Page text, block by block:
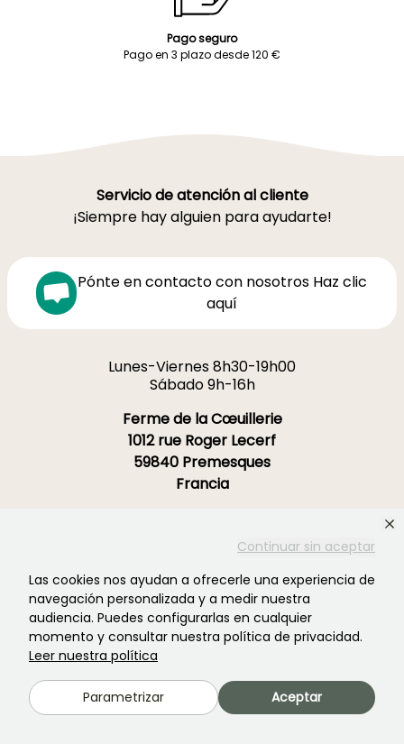
Continuar sin aceptar
Las cookies nos ayudan a ofrecerle una experiencia de
navegación personalizada y a medir nuestra
audiencia. Puedes configurarlas en cualquier
momento y consultar nuestra política de privacidad.
Leer nuestra política
Parametrizar Aceptar
Pago seguro
Pago en 3 plazo desde 120 €
Servicio de atención al cliente
¡Siempre hay alguien para ayudarte!
Pónte en contacto con nosotros Haz clic
aquí
Lunes-Viernes 8h30-19h00
Sábado 9h-16h
Ferme de la Cœuillerie
1012 rue Roger Lecerf
59840 Premesques
Francia
TU EXPERIENCIA CUENTA
PARA NOSOTROS
4,4/5